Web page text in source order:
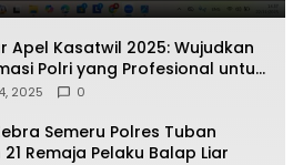
Apel Kasatwil 2025: Wujudkan
Polri yang Profesional untuk
2025 0
Semeru Polres Tuban
Remaja Pelaku Balap Liar